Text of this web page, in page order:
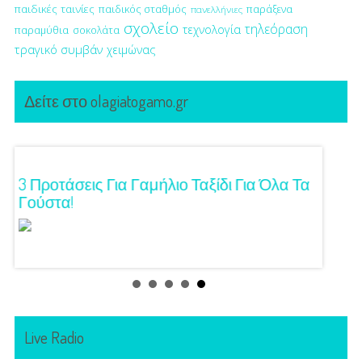
παιδικές ταινίες παιδικός σταθμός πανελλήνιες παράξενα
παραμύθια σοκολάτα σχολείο τεχνολογία τηλεόραση
τραγικό συμβάν χειμώνας
Δείτε στο olagiatogamo.gr
3 Προτάσεις Για Γαμήλιο Ταξίδι Για Όλα Τα
Γούστα!
Live Radio